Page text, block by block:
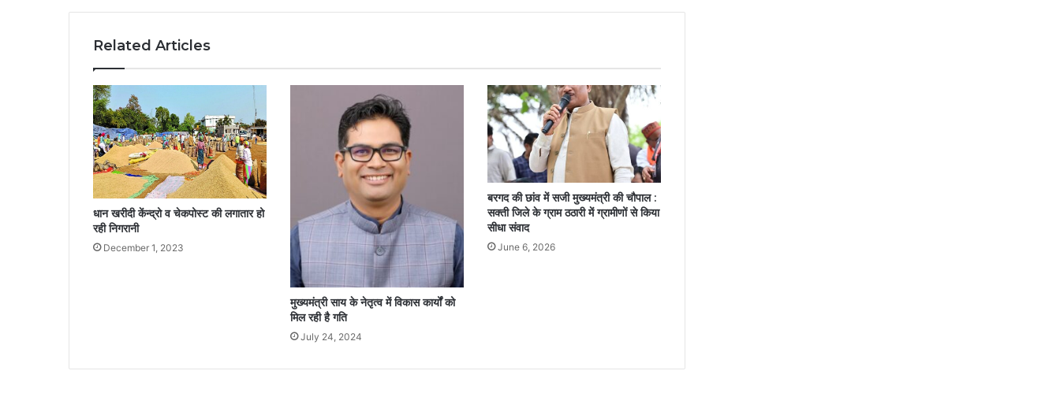
Related Articles
धान खरीदी केंन्द्रो व चेकपोस्ट की लगातार हो
रही निगरानी
December 1, 2023
मुख्यमंत्री साय के नेतृत्व में विकास कार्यों को
मिल रही है गति
July 24, 2024
बरगद की छांव में सजी मुख्यमंत्री की चौपाल :
सक्ती जिले के ग्राम ठठारी में ग्रामीणों से किया
सीधा संवाद
June 6, 2026